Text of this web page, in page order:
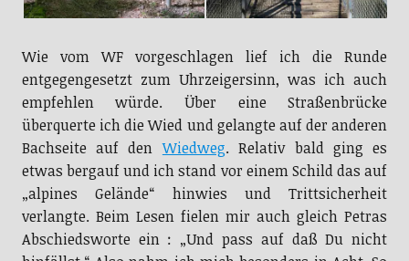
Wie vom WF vorgeschlagen lief ich die Runde
entgegengesetzt zum Uhrzeigersinn, was ich auch
empfehlen würde. Über eine Straßenbrücke
überquerte ich die Wied und gelangte auf der anderen
Bachseite auf denWiedweg. Relativ bald ging es
etwas bergauf und ich stand vor einem Schild das auf
„alpines Gelände“ hinwies und Trittsicherheit
verlangte. Beim Lesen fielen mir auch gleich Petras
Abschiedsworte ein : „Und pass auf daß Du nicht